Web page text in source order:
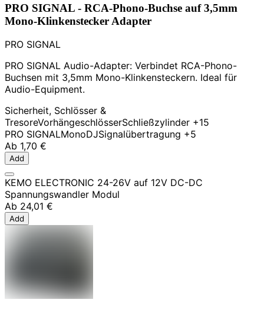
PRO SIGNAL - RCA-Phono-Buchse auf 3,5mm
Mono-Klinkenstecker Adapter
PRO SIGNAL
PRO SIGNAL Audio-Adapter: Verbindet RCA-Phono-
Buchsen mit 3,5mm Mono-Klinkensteckern. Ideal für
Audio-Equipment.
Sicherheit, Schlösser &
TresoreVorhängeschlösserSchließzylinder +15
PRO SIGNALMonoDJSignalübertragung +5
Ab 1,70 €
Add
KEMO ELECTRONIC 24-26V auf 12V DC-DC
Spannungswandler Modul
Ab 24,01 €
Add